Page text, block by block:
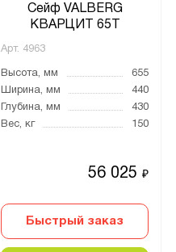
Сейф VALBERG
КВАРЦИТ 65Т
Арт. 4963
Высота, мм
655
Ширина, мм
440
Глубина, мм
430
Вес, кг
150
56 025₽
Быстрый заказ